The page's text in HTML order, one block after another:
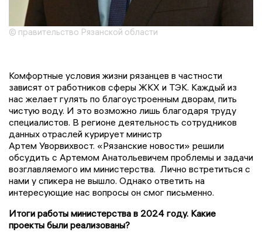
© правительство Рязанской области
Комфортные условия жизни рязанцев в частности
зависят от работников сферы ЖКХ и ТЭК. Каждый из
нас желает гулять по благоустроенным дворам, пить
чистую воду. И это возможно лишь благодаря труду
специалистов. В регионе деятельность сотрудников
данных отраслей курирует министр
Артем Уворвихвост. «Рязанские новости» решили
обсудить с Артемом Анатольевичем проблемы и задачи
возглавляемого им министерства. Лично встретиться с
нами у спикера не вышло. Однако ответить на
интересующие нас вопросы он смог письменно.
Итоги работы министерства в 2024 году. Какие
проекты были реализованы?